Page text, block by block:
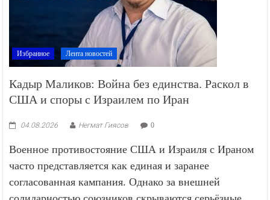
Избранное Лента новостей
Кадыр Маликов: Война без единства. Раскол в
США и споры с Израилем по Иран
04.08.2026 Негмат Гиясов 0
Военное противостояние США и Израиля с Ираном
часто представляется как единая и заранее
согласованная кампания. Однако за внешней